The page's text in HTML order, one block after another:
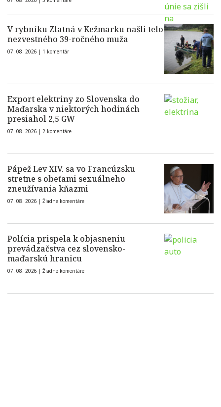
V rybníku Zlatná v Kežmarku našli telo
nezvestného 39-ročného muža
07. 08. 2026 | 1 komentár
Export elektriny zo Slovenska do
Maďarska v niektorých hodinách
presiahol 2,5 GW
07. 08. 2026 | 2 komentáre
Pápež Lev XIV. sa vo Francúzsku
stretne s obeťami sexuálneho
zneužívania kňazmi
07. 08. 2026 | Žiadne komentáre
Polícia prispela k objasneniu
prevádzačstva cez slovensko-
maďarskú hranicu
07. 08. 2026 | Žiadne komentáre